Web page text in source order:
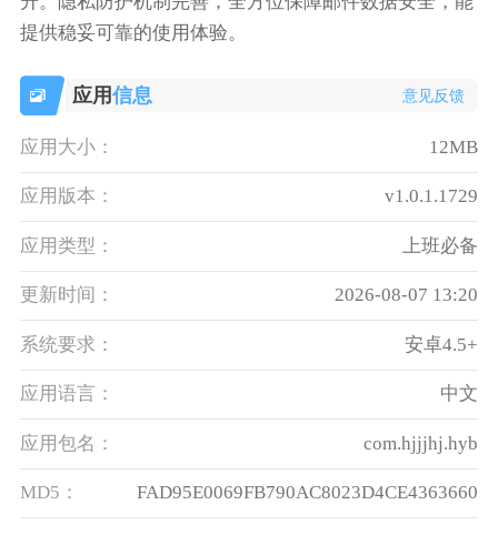
提供稳妥可靠的使用体验。
应用信息 意见反馈
应用大小： 12MB
应用版本： v1.0.1.1729
应用类型： 上班必备
更新时间： 2026-08-07 13:20
系统要求： 安卓4.5+
应用语言： 中文
应用包名： com.hjjjhj.hyb
MD5： FAD95E0069FB790AC8023D4CE4363660